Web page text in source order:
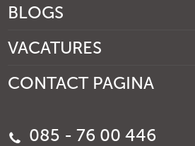
BLOGS
VACATURES
CONTACT PAGINA
085 - 76 00 446